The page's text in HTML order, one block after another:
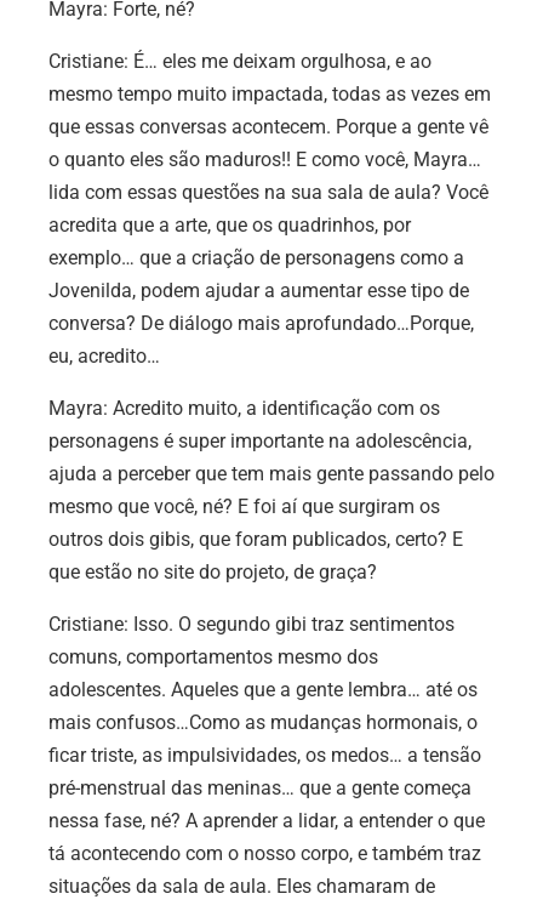
Mayra: Forte, né?
Cristiane: É… eles me deixam orgulhosa, e ao
mesmo tempo muito impactada, todas as vezes em
que essas conversas acontecem. Porque a gente vê
o quanto eles são maduros!! E como você, Mayra…
lida com essas questões na sua sala de aula? Você
acredita que a arte, que os quadrinhos, por
exemplo… que a criação de personagens como a
Jovenilda, podem ajudar a aumentar esse tipo de
conversa? De diálogo mais aprofundado…Porque,
eu, acredito…
Mayra: Acredito muito, a identificação com os
personagens é super importante na adolescência,
ajuda a perceber que tem mais gente passando pelo
mesmo que você, né? E foi aí que surgiram os
outros dois gibis, que foram publicados, certo? E
que estão no site do projeto, de graça?
Cristiane: Isso. O segundo gibi traz sentimentos
comuns, comportamentos mesmo dos
adolescentes. Aqueles que a gente lembra… até os
mais confusos…Como as mudanças hormonais, o
ficar triste, as impulsividades, os medos… a tensão
pré-menstrual das meninas… que a gente começa
nessa fase, né? A aprender a lidar, a entender o que
tá acontecendo com o nosso corpo, e também traz
situações da sala de aula. Eles chamaram de